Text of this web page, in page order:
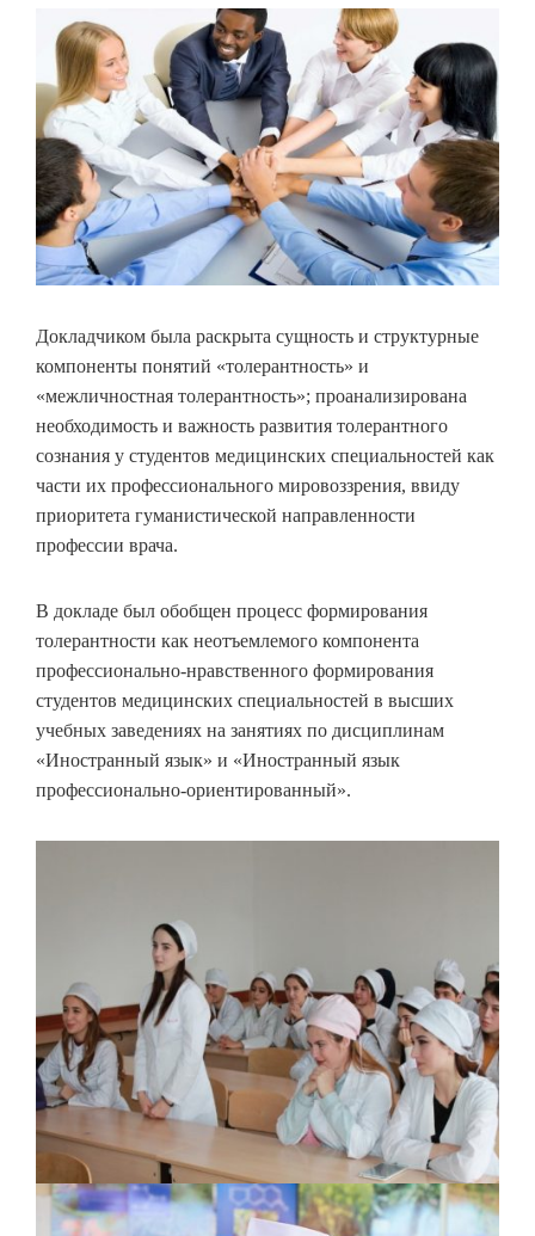
Докладчиком была раскрыта сущность и структурные
компоненты понятий «толерантность» и
«межличностная толерантность»; проанализирована
необходимость и важность развития толерантного
сознания у студентов медицинских специальностей как
части их профессионального мировоззрения, ввиду
приоритета гуманистической направленности
профессии врача.
В докладе был обобщен процесс формирования
толерантности как неотъемлемого компонента
профессионально-нравственного формирования
студентов медицинских специальностей в высших
учебных заведениях на занятиях по дисциплинам
«Иностранный язык» и «Иностранный язык
профессионально-ориентированный».